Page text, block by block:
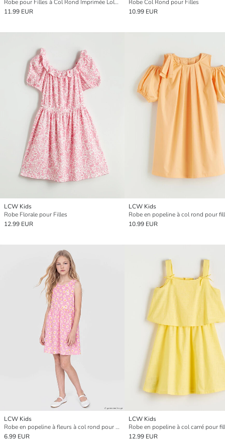
Robe pour Filles à Col Rond Imprimée Lola Bunny
11.99 EUR
Robe Col Rond pour Filles
10.99 EUR
LCW Kids
Robe Florale pour Filles
12.99 EUR
LCW Kids
Robe en popeline à col rond pour
10.99 EUR
LCW Kids
Robe en popeline à fleurs à col rond pour fille
6.99 EUR
LCW Kids
Robe en popeline à col carré pour
12.99 EUR